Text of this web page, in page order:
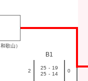
和歌山）
B1
2
25 - 19
25 - 14
0